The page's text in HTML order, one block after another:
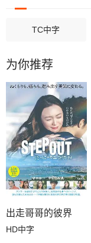
TC中字
为你推荐
出走哥哥的彼界
HD中字